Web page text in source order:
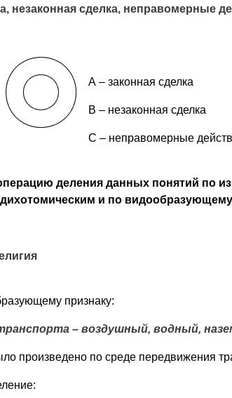
незаконная сделка, неправомерные
А – законная сделка
В – незаконная сделка
С – неправомерные
деления данных понятий по
и по видообразующему
признаку:
– воздушный, водный,
произведено по среде передвижения